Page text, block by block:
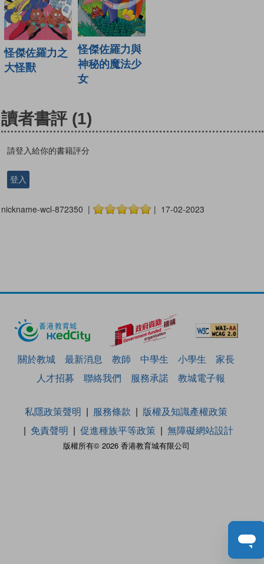
怪傑佐羅力之
大怪獸
怪傑佐羅力與
神秘的魔法少
女
讀者書評 (1)
請登入給你的書籍評分
登入
nickname-wcl-872350 | | 17-02-2023
關於教城 最新消息 教師 中學生 小學生
家長
人才招募
聯絡我們 服務承諾 教城電子報
版權所有© 2026 香港教育城有限公司
私隱政策聲明 服務條款
版權及知識產權政策
免責聲明
促進種族平等政策 無障礙網站設計